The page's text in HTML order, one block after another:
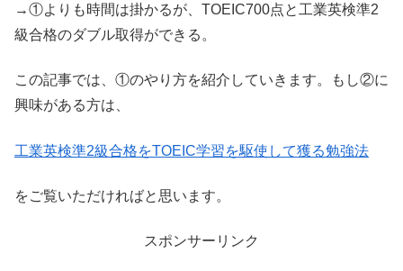
→①よりも時間は掛かるが、TOEIC700点と工業英検準2
級合格のダブル取得ができる。
この記事では、①のやり方を紹介していきます。もし②に
興味がある方は、
工業英検準2級合格をTOEIC学習を駆使して獲る勉強法
をご覧いただければと思います。
スポンサーリンク